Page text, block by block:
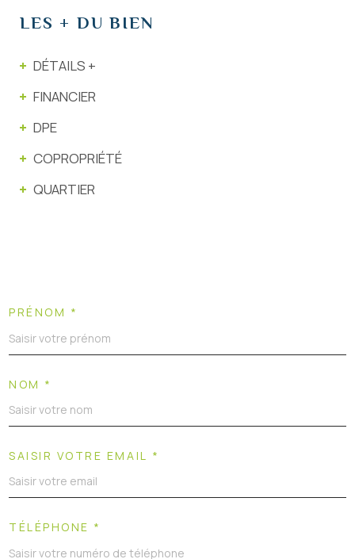
LES + DU BIEN
DÉTAILS +
FINANCIER
DPE
COPROPRIÉTÉ
QUARTIER
PRÉNOM *
NOM *
SAISIR VOTRE EMAIL *
TÉLÉPHONE *